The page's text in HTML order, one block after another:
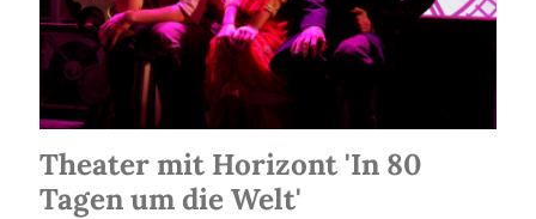
Theater mit Horizont 'In 80
Tagen um die Welt'